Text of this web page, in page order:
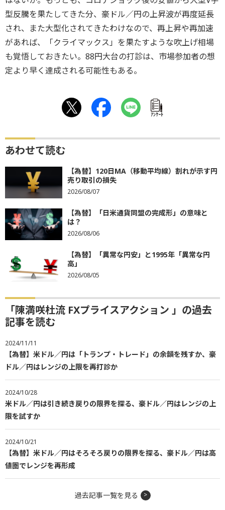
型反騰を果たしてきた分、豪ドル／円の上昇波が再度延長
され、また大型化されてきたわけなので、再上昇や再加速
があれば、「クライマックス」を果たすような吹上げ相場
も覚悟しておきたい。88円大台の打診は、市場参加者の想
定より早く達成される可能性もある。
ｱﾝｹｰﾄ
あわせて読む
【為替】120日MA（移動平均線）割れが示す円
売り取引の損失
2026/08/07
【為替】「日米通貨同盟の完成形」の意味と
は？
2026/08/06
【為替】「異常な円安」と1995年「異常な円
高」
2026/08/05
「陳満咲杜流 FXプライスアクション 」の過去
記事を読む
2024/11/11
【為替】米ドル／円は「トランプ・トレード」の余韻を残すか、豪
ドル／円はレンジの上限を再打診か
2024/10/28
米ドル／円は引き続き戻りの限界を探る、豪ドル／円はレンジの上
限を試すか
2024/10/21
【為替】米ドル／円はそろそろ戻りの限界を探る、豪ドル／円は高
値圏でレンジを再形成
過去記事一覧を見る